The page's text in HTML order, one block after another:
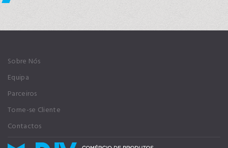
Sobre Nós
Equipa
Parceiros
Torne-se Cliente
Contactos